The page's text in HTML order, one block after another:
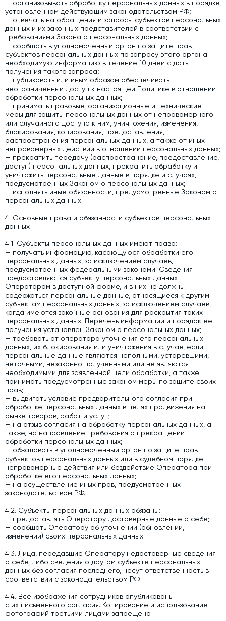
— организовывать обработку персональных данных в порядке,
установленном действующим законодательством РФ;
— отвечать на обращения и запросы субъектов персональных
данных и их законных представителей в соответствии с
требованиями Закона о персональных данных;
— сообщать в уполномоченный орган по защите прав
субъектов персональных данных по запросу этого органа
необходимую информацию в течение 10 дней с даты
получения такого запроса;
— публиковать или иным образом обеспечивать
неограниченный доступ к настоящей Политике в отношении
обработки персональных данных;
— принимать правовые, организационные и технические
меры для защиты персональных данных от неправомерного
или случайного доступа к ним, уничтожения, изменения,
блокирования, копирования, предоставления,
распространения персональных данных, а также от иных
неправомерных действий в отношении персональных данных;
— прекратить передачу (распространение, предоставление,
доступ) персональных данных, прекратить обработку и
уничтожить персональные данные в порядке и случаях,
предусмотренных Законом о персональных данных;
— исполнять иные обязанности, предусмотренные Законом о
персональных данных.
4. Основные права и обязанности субъектов персональных
данных
4.1. Субъекты персональных данных имеют право:
— получать информацию, касающуюся обработки его
персональных данных, за исключением случаев,
предусмотренных федеральными законами. Сведения
предоставляются субъекту персональных данных
Оператором в доступной форме, и в них не должны
содержаться персональные данные, относящиеся к другим
субъектам персональных данных, за исключением случаев,
когда имеются законные основания для раскрытия таких
персональных данных. Перечень информации и порядок ее
получения установлен Законом о персональных данных;
— требовать от оператора уточнения его персональных
данных, их блокирования или уничтожения в случае, если
персональные данные являются неполными, устаревшими,
неточными, незаконно полученными или не являются
необходимыми для заявленной цели обработки, а также
принимать предусмотренные законом меры по защите своих
прав;
— выдвигать условие предварительного согласия при
обработке персональных данных в целях продвижения на
рынке товаров, работ и услуг;
— на отзыв согласия на обработку персональных данных, а
также, на направление требования о прекращении
обработки персональных данных;
— обжаловать в уполномоченный орган по защите прав
субъектов персональных данных или в судебном порядке
неправомерные действия или бездействие Оператора при
обработке его персональных данных;
— на осуществление иных прав, предусмотренных
законодательством РФ.
4.2. Субъекты персональных данных обязаны:
— предоставлять Оператору достоверные данные о себе;
— сообщать Оператору об уточнении (обновлении,
изменении) своих персональных данных.
4.3. Лица, передавшие Оператору недостоверные сведения
о себе, либо сведения о другом субъекте персональных
данных без согласия последнего, несут ответственность в
соответствии с законодательством РФ.
4.4. Все изображения сотрудников опубликованы
с их письменного согласия. Копирование и использование
фотографий третьими лицами запрещено.